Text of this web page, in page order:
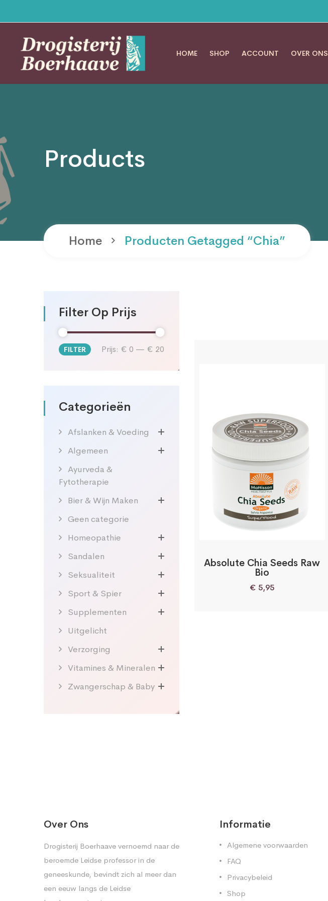
HOME SHOP ACCOUNT OVER ONS
Products
Home Producten Getagged “chia”
Filter Op Prijs
Min.
Max.
FILTER Prijs: € 0 — € 20
Categorieën
Afslanken & Voeding
Algemeen
Ayurveda &
Fytotherapie
Bier & Wijn Maken
Geen categorie
Homeopathie
Sandalen
Seksualiteit
Sport & Spier
Supplementen
Uitgelicht
Verzorging
Vitamines & Mineralen
Zwangerschap & Baby
Absolute Chia Seeds Raw
Bio
€ 5,95
Over Ons
Drogisterij Boerhaave vernoemd naar de
beroemde Leidse professor in de
geneeskunde, bevindt zich al meer dan
een eeuw langs de Leidse
Informatie
Algemene voorwaarden
FAQ
Privacybeleid
Shop